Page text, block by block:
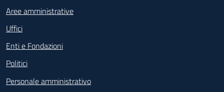
Aree amministrative
Uffici
Enti e Fondazioni
Politici
Personale amministrativo